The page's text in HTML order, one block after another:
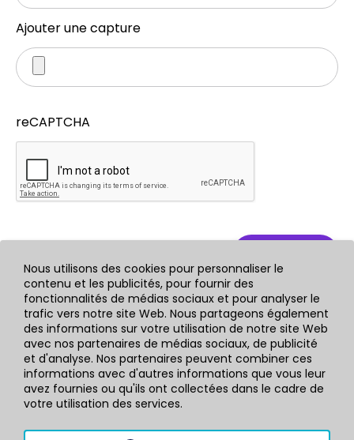
Ajouter une capture
reCAPTCHA
Enregistrez votre emailpour rester au courantdes
avancéesde notre logiciel
Nous utilisons des cookies pour personnaliser le
contenu et les publicités, pour fournir des
fonctionnalités de médias sociaux et pour analyser le
trafic vers notre site Web. Nous partageons également
des informations sur votre utilisation de notre site Web
avec nos partenaires de médias sociaux, de publicité
et d'analyse. Nos partenaires peuvent combiner ces
informations avec d'autres informations que vous leur
avez fournies ou qu'ils ont collectées dans le cadre de
votre utilisation des services.